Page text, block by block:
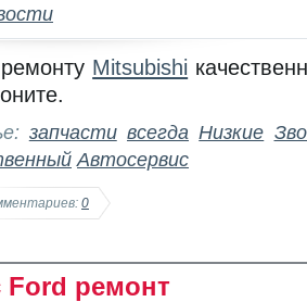
Mitsubishi
запчасти всегда Низкие
Автосервис
0
Ford ремонт